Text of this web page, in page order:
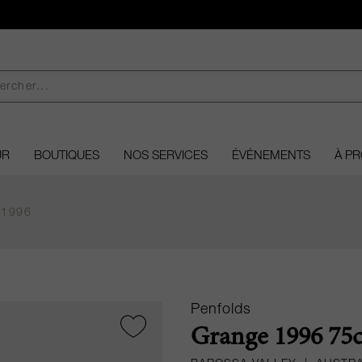
BOUTIQUES NOS SERVICES ÉVÉNEMENTS À
Penfolds
Grange 1996